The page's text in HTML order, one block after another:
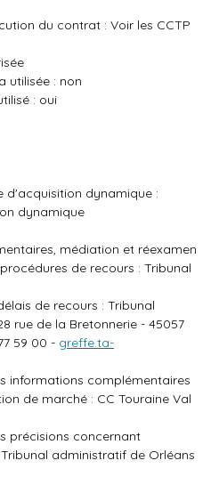
du contrat : Voir les CCTP
utilisée : non
: oui
d'acquisition dynamique :
dynamique
médiation et réexamen
de recours : Tribunal
de recours : Tribunal
rue de la Bretonnerie - 45057
59 00 - greffe.ta-
informations complémentaires
de marché : CC Touraine Val
précisions concernant
administratif de Orléans